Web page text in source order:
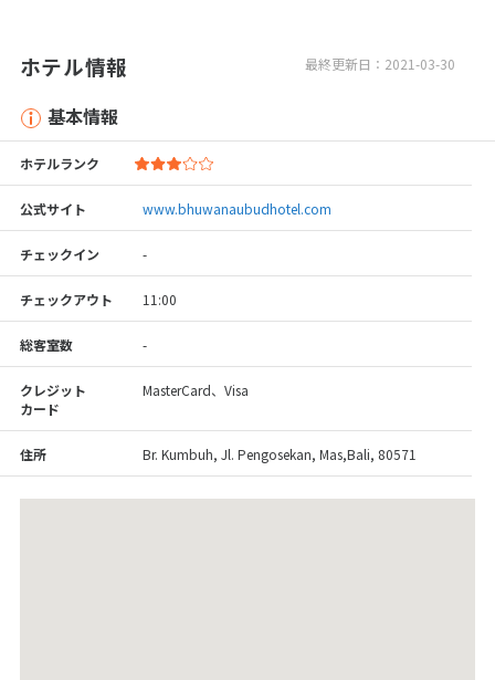
最終更新日：2021-03-30
ホテル情報
基本情報
ホテルランク
公式サイト www.bhuwanaubudhotel.com
チェックイン -
チェックアウト 11:00
総客室数 -
クレジット
カード
MasterCard、Visa
住所 Br. Kumbuh, Jl. Pengosekan, Mas,Bali, 80571